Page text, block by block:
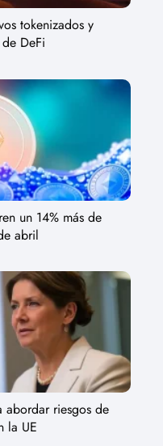
tokenizados y
DeFi
un 14% más de
abril
abordar riesgos de
la UE